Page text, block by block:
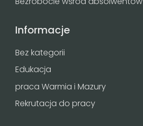
Informacje
Bez kategorii
Edukacja
praca Warmia i Mazury
Rekrutacja do pracy